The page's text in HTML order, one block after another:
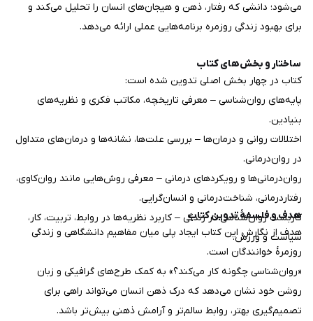
می‌شود؛ دانشی که رفتار، ذهن و هیجان‌های انسان را تحلیل می‌کند و
برای بهبود زندگی روزمره برنامه‌هایی عملی ارائه می‌دهد.
ساختار و بخش‌های کتاب
کتاب در چهار بخش اصلی تدوین شده است:
پایه‌های روان‌شناسی – معرفی تاریخچه، مکاتب فکری و نظریه‌های
بنیادین.
اختلالات روانی و درمان‌ها – بررسی علت‌ها، نشانه‌ها و درمان‌های متداول
در روان‌درمانی.
روان‌درمانی‌ها و رویکردهای درمانی – معرفی روش‌هایی مانند روان‌کاوی،
رفتاردرمانی، شناخت‌درمانی و انسان‌گرایی.
کاربست روان‌شناسی در زندگی – کاربرد نظریه‌ها در روابط، تربیت، کار،
سیاست و ورزش.
هدف و فلسفهٔ تدوین کتاب
هدف از نگارش این کتاب ایجاد پلی میان مفاهیم دانشگاهی و زندگی
روزمرهٔ خوانندگان است.
«روان‌شناسی چگونه کار می‌کند؟» به کمک طرح‌های گرافیکی و زبان
روشن خود نشان می‌دهد که درک ذهن انسان می‌تواند راهی برای
تصمیم‌گیری بهتر، روابط سالم‌تر و آرامش ذهنی بیش‌تر باشد.